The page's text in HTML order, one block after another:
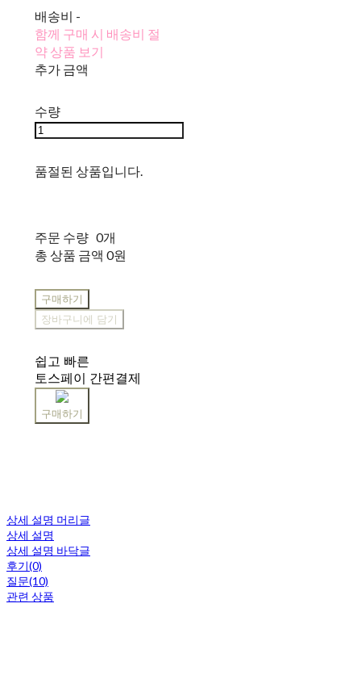
배송비 -
함께 구매 시 배송비 절
약 상품 보기
추가 금액
수량
품절된 상품입니다.
주문 수량 0개
총 상품 금액 0원
구매하기
장바구니에 담기
쉽고 빠른
토스페이 간편결제
구매하기
상세 설명 머리글
상세 설명
상세 설명 바닥글
후기(0)
질문(10)
관련 상품